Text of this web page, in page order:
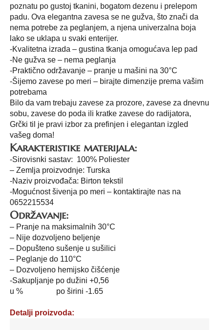
poznatu po gustoj tkanini, bogatom dezenu i prelepom
padu. Ova elegantna zavesa se ne gužva, što znači da
nema potrebe za peglanjem, a njena univerzalna boja
lako se uklapa u svaki enterijer.
-Kvalitetna izrada – gustina tkanja omogućava lep pad
-Ne gužva se – nema peglanja
-Praktično održavanje – pranje u mašini na 30°C
-Šijemo zavese po meri – birajte dimenzije prema vašim
potrebama
Bilo da vam trebaju zavese za prozore, zavese za dnevnu
sobu, zavese do poda ili kratke zavese do radijatora,
Grčki til je pravi izbor za prefinjen i elegantan izgled
vašeg doma!
Karakteristike materijala:
-Sirovisnki sastav: 100% Poliester
– Zemlja proizvodnje: Turska
-Naziv proizvođača: Birton tekstil
-Mogućnost šivenja po meri – kontaktirajte nas na
0652215534
Održavanje:
– Pranje na maksimalnih 30°C
– Nije dozvoljeno beljenje
– Dopušteno sušenje u sušilici
– Peglanje do 110°C
– Dozvoljeno hemijsko čišćenje
-Sakupljanje po dužini +0,56
u % po širini -1.65
Detalji proizvoda: